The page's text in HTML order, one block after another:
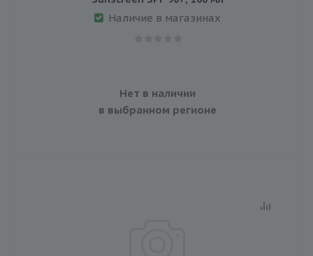
Наличие в магазинах
Нет в наличии
в выбранном регионе